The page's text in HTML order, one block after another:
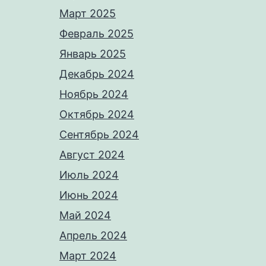
Март 2025
Февраль 2025
Январь 2025
Декабрь 2024
Ноябрь 2024
Октябрь 2024
Сентябрь 2024
Август 2024
Июль 2024
Июнь 2024
Май 2024
Апрель 2024
Март 2024